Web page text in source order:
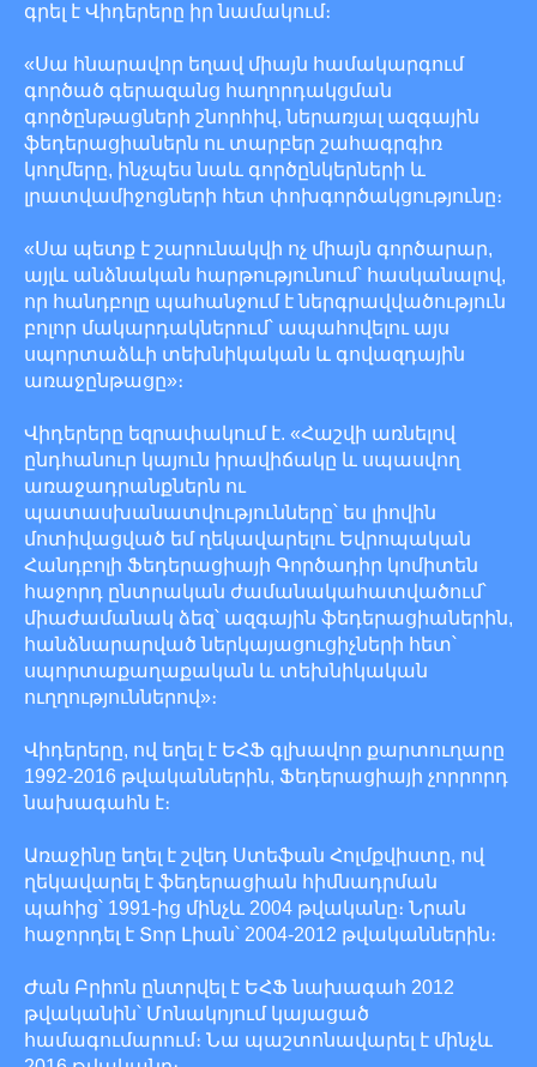
գրել է Վիդերերը իր նամակում։
«Սա հնարավոր եղավ միայն համակարգում
գործած գերազանց հաղորդակցման
գործընթացների շնորհիվ, ներառյալ ազգային
ֆեդերացիաներն ու տարբեր շահագրգիռ
կողմերը, ինչպես նաև գործընկերների և
լրատվամիջոցների հետ փոխգործակցությունը։
«Սա պետք է շարունակվի ոչ միայն գործարար,
այլև անձնական հարթությունում՝ հասկանալով,
որ հանդբոլը պահանջում է ներգրավվածություն
բոլոր մակարդակներում՝ ապահովելու այս
սպորտաձևի տեխնիկական և գովազդային
առաջընթացը»։
Վիդերերը եզրափակում է. «Հաշվի առնելով
ընդհանուր կայուն իրավիճակը և սպասվող
առաջադրանքներն ու
պատասխանատվությունները՝ ես լիովին
մոտիվացված եմ ղեկավարելու Եվրոպական
Հանդբոլի Ֆեդերացիայի Գործադիր կոմիտեն
հաջորդ ընտրական ժամանակահատվածում՝
միաժամանակ ձեզ՝ ազգային ֆեդերացիաներին,
հանձնարարված ներկայացուցիչների հետ՝
սպորտաքաղաքական և տեխնիկական
ուղղություններով»։
Վիդերերը, ով եղել է ԵՀՖ գլխավոր քարտուղարը
1992-2016 թվականներին, Ֆեդերացիայի չորրորդ
նախագահն է։
Առաջինը եղել է շվեդ Ստեֆան Հոլմքվիստը, ով
ղեկավարել է ֆեդերացիան հիմնադրման
պահից՝ 1991-ից մինչև 2004 թվականը։ Նրան
հաջորդել է Տոր Լիան՝ 2004-2012 թվականներին։
Ժան Բրիոն ընտրվել է ԵՀՖ նախագահ 2012
թվականին՝ Մոնակոյում կայացած
համագումարում։ Նա պաշտոնավարել է մինչև